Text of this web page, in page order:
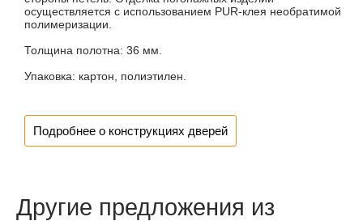
осуществляется с использованием PUR-клея необратимой
полимеризации.
Толщина полотна: 36 мм.
Упаковка: картон, полиэтилен.
Подробнее о конструкциях дверей
Другие предложения из